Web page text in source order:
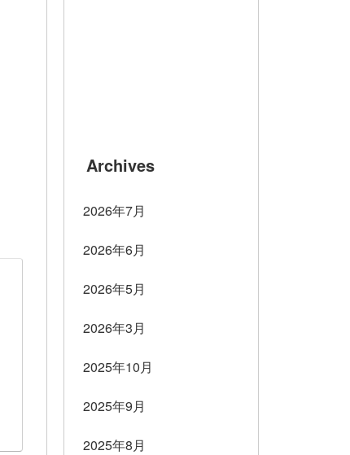
Archives
2026年7月
2026年6月
2026年5月
2026年3月
2025年10月
2025年9月
2025年8月